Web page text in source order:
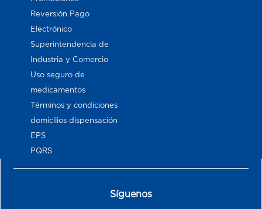
Reversión Pago
Electrónico
Superintendencia de
Industria y Comercio
Uso seguro de
medicamentos
Términos y condiciones
domicilios dispensación
EPS
PQRS
Síguenos